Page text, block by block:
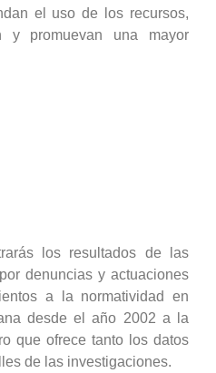
el uso de los recursos,
y promuevan una mayor
los resultados de las
denuncias y actuaciones
a la normatividad en
desde el año 2002 a la
que ofrece tanto los datos
de las investigaciones.